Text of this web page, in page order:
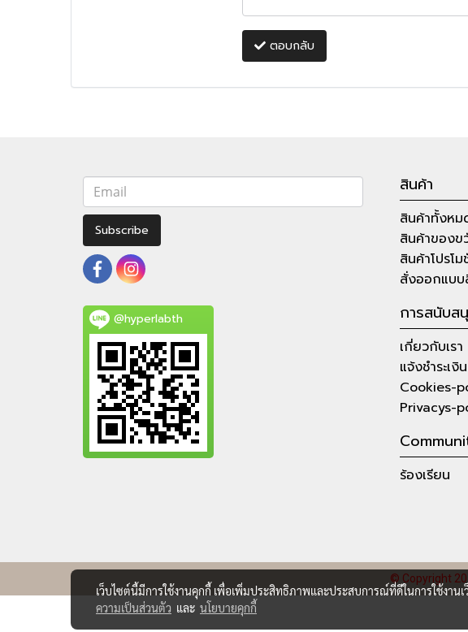
ตอบกลับ
Subscribe
@hyperlabth
สินค้า
สินค้าทั้งหม
สินค้าของ
สินค้าโปรโม
สั่งออกแบบ
การสนับส
เกี่ยวกับเรา
แจ้งชำระเงิน
Cookies-
Privacys-
ร้องเรียน
© Copyright
เว็บไซต์นี้มีการใช้งานคุกกี้ เพื่อเพิ่มประสิทธิภาพและประสบการณ์ที่ดีในการใช้งาน
ความเป็นส่วนตัว และ นโยบายคุกกี้